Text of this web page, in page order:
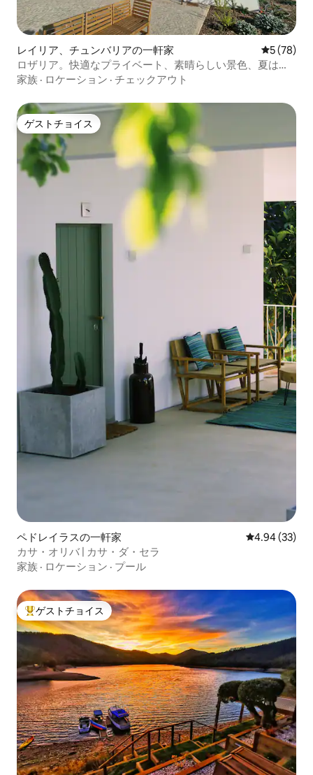
レイリア、チュンバリアの一軒家 レビュー
5 (78)
ロザリア。快適なプライベート、素晴らしい景色、夏は涼
しい
家族 · ロケーション · チェックアウト
ゲストチョイス
ゲストチョイス
ペドレイラスの一軒家 レビュー33
4.94 (33)
カサ・オリバ | カサ・ダ・セラ
家族 · ロケーション · プール
大好評のゲストチョイスです。
ゲストチョイス